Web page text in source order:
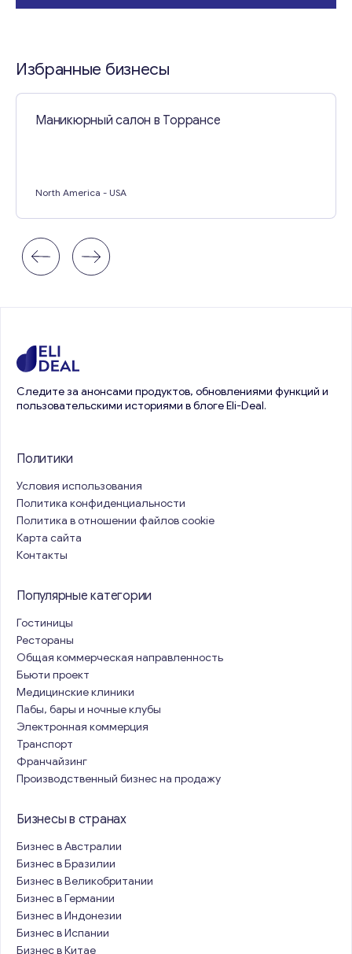
Избранные бизнесы
Маникюрный салон в Торрансе
North America - USA
Следите за анонсами продуктов, обновлениями функций и
пользовательскими историями в блоге Eli-Deal.
Политики
Условия использования
Политика конфиденциальности
Политика в отношении файлов cookie
Карта сайта
Контакты
Популярные категории
Гостиницы
Рестораны
Общая коммерческая направленность
Бьюти проект
Медицинские клиники
Пабы, бары и ночные клубы
Электронная коммерция
Транспорт
Франчайзинг
Производственный бизнес на продажу
Бизнесы в странах
Бизнес в Австралии
Бизнес в Бразилии
Бизнес в Великобритании
Бизнес в Германии
Бизнес в Индонезии
Бизнес в Испании
Бизнес в Китае